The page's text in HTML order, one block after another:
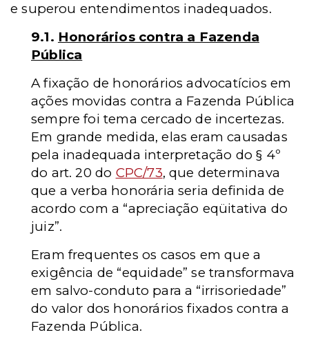
e superou entendimentos inadequados.
9.1. Honorários contra a Fazenda
Pública
A fixação de honorários advocatícios em
ações movidas contra a Fazenda Pública
sempre foi tema cercado de incertezas.
Em grande medida, elas eram causadas
pela inadequada interpretação do § 4º
do art. 20 do CPC/73, que determinava
que a verba honorária seria definida de
acordo com a “apreciação eqüitativa do
juiz”.
Eram frequentes os casos em que a
exigência de “equidade” se transformava
em salvo-conduto para a “irrisoriedade”
do valor dos honorários fixados contra a
Fazenda Pública.